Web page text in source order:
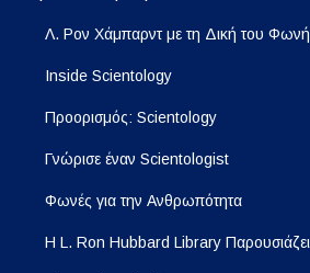
Λ. Ρον Χάμπαρντ με τη Δική του Φωνή
Inside Scientology
Προορισμός: Scientology
Γνώρισε έναν Scientologist
Φωνές για την Ανθρωπότητα
Η L. Ron Hubbard Library Παρουσιάζει